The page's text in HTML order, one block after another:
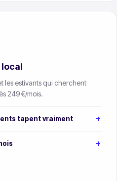
local
les estivants qui cherchent
249 €/mois.
tapent vraiment